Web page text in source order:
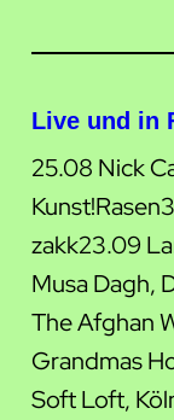
Live und in
25.08 Nick
zakk23.09
Musa Dagh,
The Afghan
Grandmas
Soft Loft,